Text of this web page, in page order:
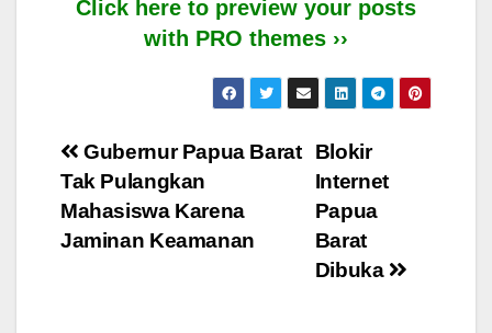
Click here to preview your posts
with PRO themes ››
Post
navigation
Blokir
Internet
Papua
Barat
Dibuka
Gubernur Papua Barat
Tak Pulangkan
Mahasiswa Karena
Jaminan Keamanan